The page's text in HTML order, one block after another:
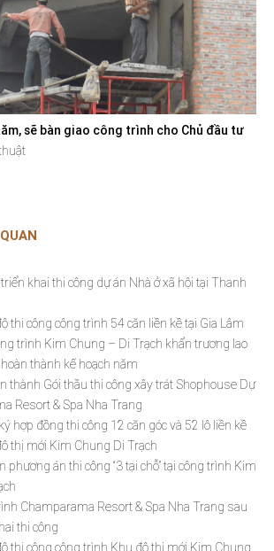
sẽ bàn giao công trình cho Chủ đầu tư
khai thi công dự án Nhà ở xã hội tại Thanh
thi công công trình 54 căn liền kề tại Gia Lâm
trình Kim Chung – Di Trạch khẩn trương lao
thành kế hoạch năm
thành Gói thầu thi công xây trát Shophouse Dự
Resort & Spa Nha Trang
hợp đồng thi công 12 căn góc và 52 lô liền kề
thị mới Kim Chung Di Trạch
phương án thi công “3 tại chỗ” tại công trình Kim
Champarama Resort & Spa Nha Trang sau
thi công
thi công công trình Khu đô thị mới Kim Chung